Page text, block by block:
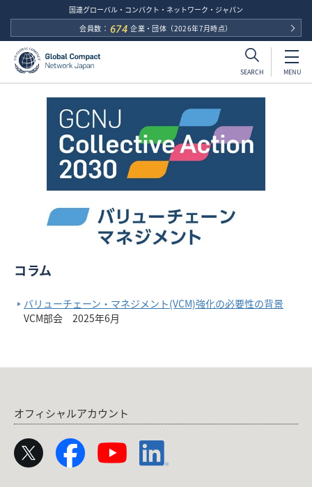
SEARCH MENU
国連グローバル・コンパクト・ネットワーク・ジャパン
会員数： 674 企業・団体 （2026年7月時点）
コラム
バリューチェーン・マネジメント(VCM)強化の必要性の背景
VCM部会 2025年6月
オフィシャルアカウント